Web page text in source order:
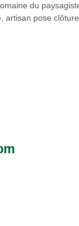
du
artisan pose